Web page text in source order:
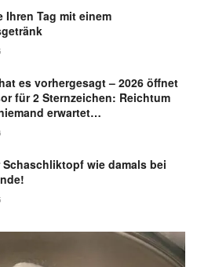
Ihren Tag mit einem
es vorhergesagt – 2026 öffnet
für 2 Sternzeichen: Reichtum
erwartet…
Schaschliktopf wie damals bei